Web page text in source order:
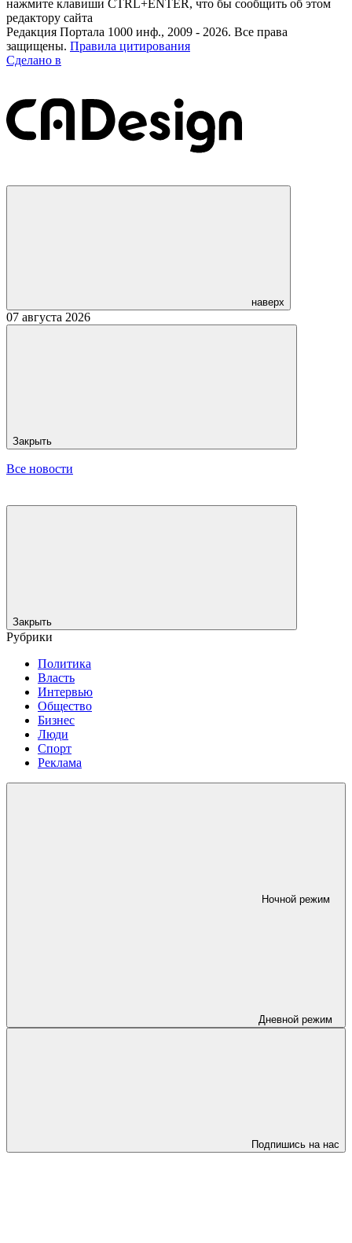
нажмите клавиши CTRL+ENTER, что бы сообщить об этом
редактору сайта
Редакция Портала 1000 инф., 2009 - 2026. Все права
защищены. Правила цитирования
Сделано в
наверх
07 августа 2026
Закрыть
Все новости
Закрыть
Рубрики
Политика
Власть
Интервью
Общество
Бизнес
Люди
Спорт
Реклама
Ночной режим
Дневной режим
Подпишись на нас